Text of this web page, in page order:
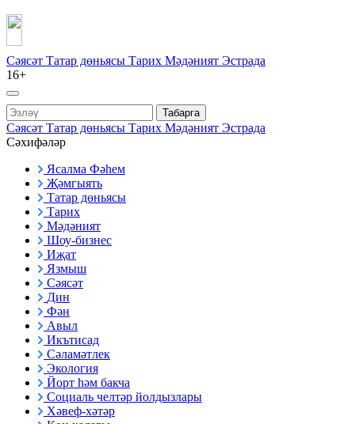
Сәясәт Татар дөньясы Тарих Мәдәният Эстрада
16+
Табарга
Сәясәт Татар дөньясы Тарих Мәдәният Эстрада
Сәхифәләр
Ясалма Фәһем
Җәмгыять
Татар дөньясы
Тарих
Мәдәният
Шоу-бизнес
Иҗат
Язмыш
Сәясәт
Дин
Фән
Авыл
Икътисад
Сәламәтлек
Экология
Йорт һәм бакча
Социаль челтәр йолдызлары
Хәвеф-хәтәр